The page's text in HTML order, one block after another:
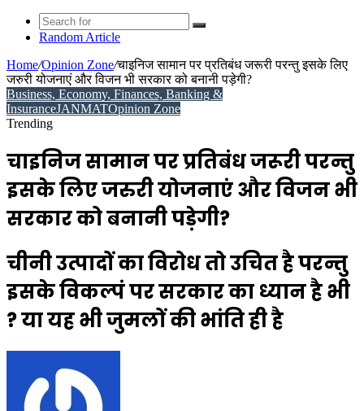
Random Article
Home/Opinion Zone/चाइनिज सामान पर प्रतिबंध जरूरी परन्तु इसके लिए
जरुरी योजनाएं और विजन भी सरकार को बनानी पड़ेगी?
Business, Economy, Finances, Banking &
InsuranceJANMATOpinion Zone
Trending
चाइनिज सामान पर प्रतिबंध जरूरी परन्तु
इसके लिए जरुरी योजनाएं और विजन भी
सरकार को बनानी पड़ेगी?
चीनी उत्पादों का विरोध तो उचित है परन्तु
इसके विकल्पं पर सरकार का ध्यान है भी
? या यह भी जुमलों की भांति ही है